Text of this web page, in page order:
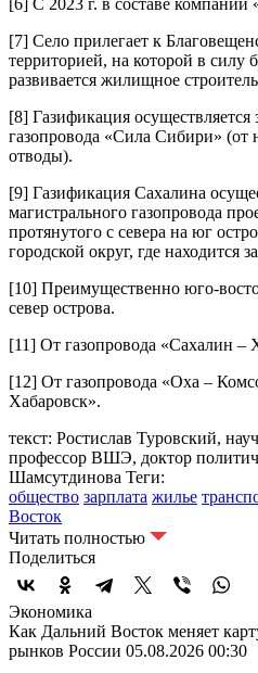
[6] С 2023 г. в составе компании
[7] Село прилегает к
территорией, на которой в силу
развивается жилищное
[8] Газификация осуществляется
газопровода «Сила Сибири» (от
отводы).
[9] Газификация Сахалина
магистрального газопровода
протянутого с севера на юг
городской округ, где находится
[10] Преимущественно юго-
север острова.
[11] От газопровода «Сахалин –
[12] От газопровода «Оха –
Хабаровск».
текст: Ростислав Туровский,
профессор ВШЭ, доктор
Шамсутдинова Теги:
общество зарплата жилье
Восток
Читать полностью
Поделиться
Экономика
Как Дальний Восток меняет
рынков России 05.08.2026 00:30